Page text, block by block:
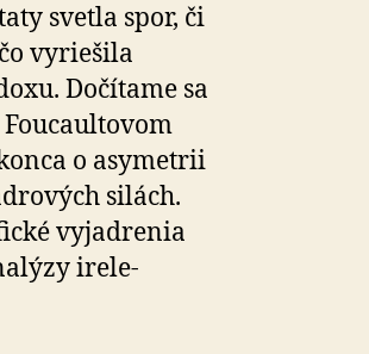
svetla spor, či
vyriešila
Dočítame sa
o asy­metrii
silách.
vyjadrenia
ire­le­